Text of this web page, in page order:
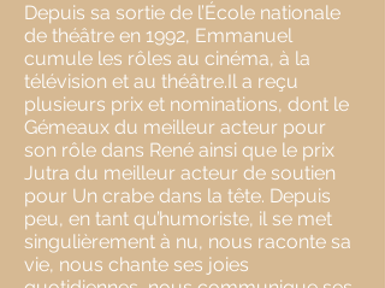
Depuis sa sortie de l’École nationale
de théâtre en 1992, Emmanuel
cumule les rôles au cinéma, à la
télévision et au théâtre.Il a reçu
plusieurs prix et nominations, dont le
Gémeaux du meilleur acteur pour
son rôle dans René ainsi que le prix
Jutra du meilleur acteur de soutien
pour Un crabe dans la tête. Depuis
peu, en tant qu’humoriste, il se met
singulièrement à nu, nous raconte sa
vie, nous chante ses joies